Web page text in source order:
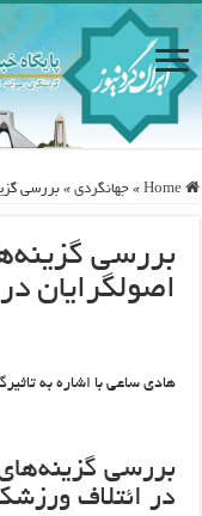
Home
» جهانگردی » بررسی
بررسی
اصولگرایان
هادی ساعی با اشاره به
بررسی
در ائتلاف‌